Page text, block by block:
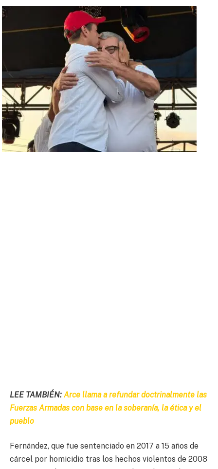
LEE TAMBIÉN: Arce llama a refundar doctrinalmente las
Fuerzas Armadas con base en la soberanía, la ética y el
pueblo
Fernández, que fue sentenciado en 2017 a 15 años de
cárcel por homicidio tras los hechos violentos de 2008